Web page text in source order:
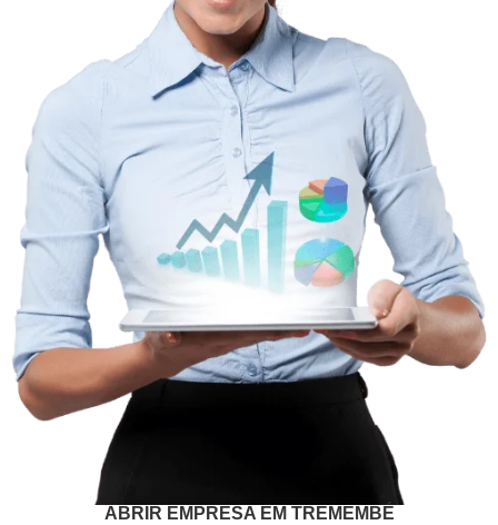
ABRIR EMPRESA EM TREMEMBÉ